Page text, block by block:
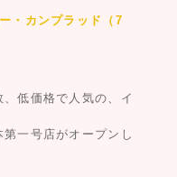
・カンプラッド（7
低価格で人気の、イ
一号店がオープンし